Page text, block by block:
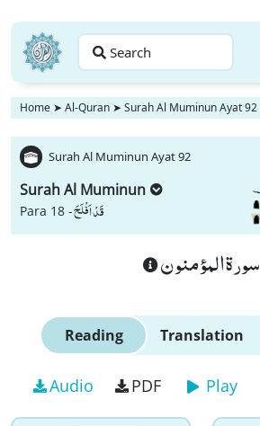
Search
Home ➤ Al-Quran ➤ Surah Al Muminun Ayat 92
Surah Al Muminun Ayat 92
Surah Al Muminun
Para 18 -قَدْ اَفْلَحَ
سورة المؤمنون
Reading Translation
Audio PDF Play